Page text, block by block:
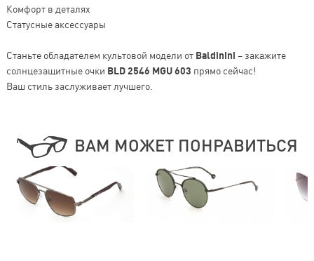
Комфорт в деталях
Статусные аксессуары
Станьте обладателем культовой модели от Baldinini – закажите
солнцезащитные очки BLD 2546 MGU 603 прямо сейчас!
Ваш стиль заслуживает лучшего.
ВАМ МОЖЕТ ПОНРАВИТЬСЯ